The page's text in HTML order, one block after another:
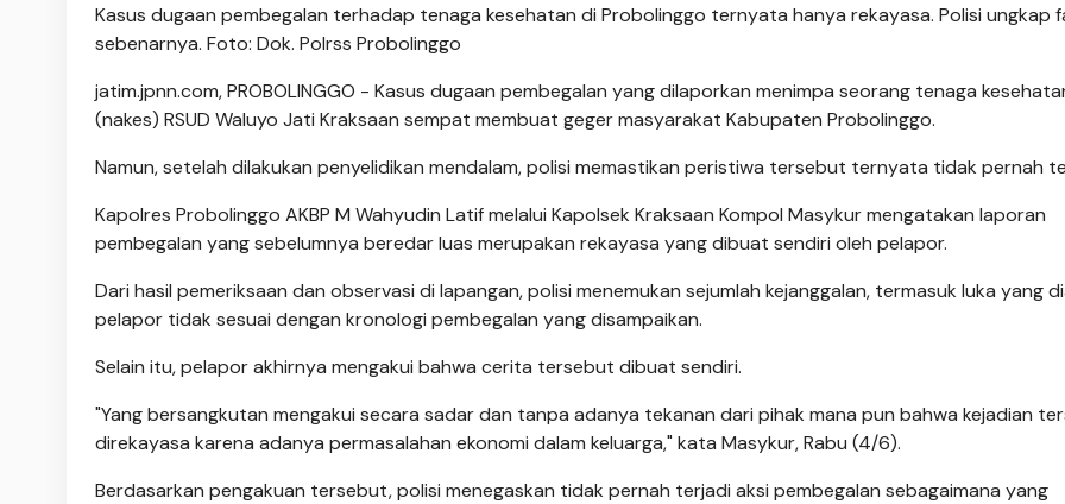
Kasus dugaan pembegalan terhadap tenaga kesehatan di Probolinggo ternyata hanya rekayasa. Polisi ungkap
sebenarnya. Foto: Dok. Polrss Probolinggo
jatim.jpnn.com, PROBOLINGGO - Kasus dugaan pembegalan yang dilaporkan menimpa seorang tenaga
(nakes) RSUD Waluyo Jati Kraksaan sempat membuat geger masyarakat Kabupaten Probolinggo.
Namun, setelah dilakukan penyelidikan mendalam, polisi memastikan peristiwa tersebut ternyata tidak pernah
Kapolres Probolinggo AKBP M Wahyudin Latif melalui Kapolsek Kraksaan Kompol Masykur mengatakan laporan
pembegalan yang sebelumnya beredar luas merupakan rekayasa yang dibuat sendiri oleh pelapor.
Dari hasil pemeriksaan dan observasi di lapangan, polisi menemukan sejumlah kejanggalan, termasuk luka yang
pelapor tidak sesuai dengan kronologi pembegalan yang disampaikan.
Selain itu, pelapor akhirnya mengakui bahwa cerita tersebut dibuat sendiri.
"Yang bersangkutan mengakui secara sadar dan tanpa adanya tekanan dari pihak mana pun bahwa kejadian
direkayasa karena adanya permasalahan ekonomi dalam keluarga," kata Masykur, Rabu (4/6).
Berdasarkan pengakuan tersebut, polisi menegaskan tidak pernah terjadi aksi pembegalan sebagaimana yang